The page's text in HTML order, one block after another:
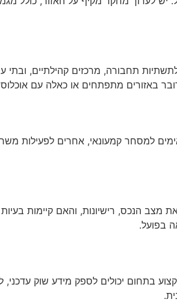
תחבורה, מרכזים קהילתיים, ובתי
באזורים מתפתחים או כאלה עם
למסחר קמעונאי, אחרים לפעילות
מצב הנכס, רישיונות, והאם קיימות
בפועל.
בתחום יכולים לספק מידע שוק עדכני,